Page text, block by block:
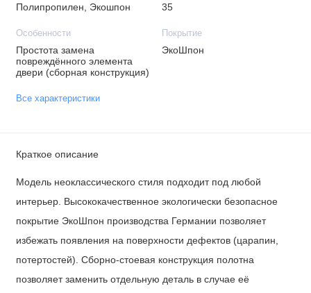
Полипропилен, Экошпон 35
Особенности
Простота замена
повреждённого элемента
двери (сборная конструкция)
Покрытие
ЭкоШпон
Все характеристики
Краткое описание
Модель неоклассического стиля подходит под любой
интерьер. Высококачественное экологически безопасное
покрытие ЭкоШпон производства Германии позволяет
избежать появления на поверхности дефектов (царапин,
потертостей). Сборно-стоевая конструкция полотна
позволяет заменить отдельную деталь в случае её